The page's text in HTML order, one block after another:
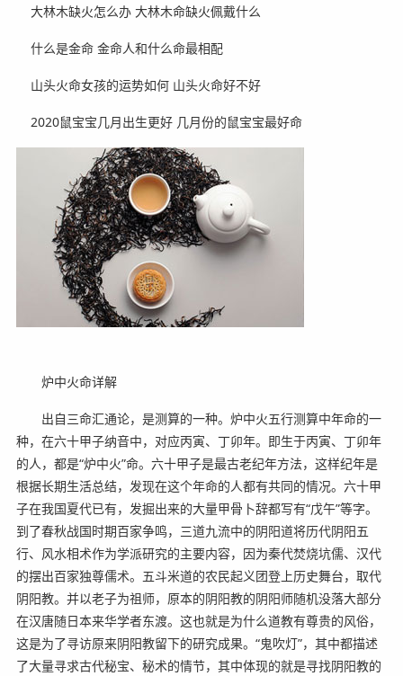
大林木缺火怎么办 大林木命缺火佩戴什么
什么是金命 金命人和什么命最相配
山头火命女孩的运势如何 山头火命好不好
2020鼠宝宝几月出生更好 几月份的鼠宝宝最好命
炉中火命详解
出自三命汇通论，是测算的一种。炉中火五行测算中年命的一
种，在六十甲子纳音中，对应丙寅、丁卯年。即生于丙寅、丁卯年
的人，都是“炉中火”命。六十甲子是最古老纪年方法，这样纪年是
根据长期生活总结，发现在这个年命的人都有共同的情况。六十甲
子在我国夏代已有，发掘出来的大量甲骨卜辞都写有“戊午”等字。
到了春秋战国时期百家争鸣，三道九流中的阴阳道将历代阴阳五
行、风水相术作为学派研究的主要内容，因为秦代焚烧坑儒、汉代
的摆出百家独尊儒术。五斗米道的农民起义团登上历史舞台，取代
阴阳教。并以老子为祖师，原本的阴阳教的阴阳师随机没落大部分
在汉唐随日本来华学者东渡。这也就是为什么道教有尊贵的风俗，
这是为了寻访原来阴阳教留下的研究成果。“鬼吹灯”，其中都描述
了大量寻求古代秘宝、秘术的情节，其中体现的就是寻找阴阳教的